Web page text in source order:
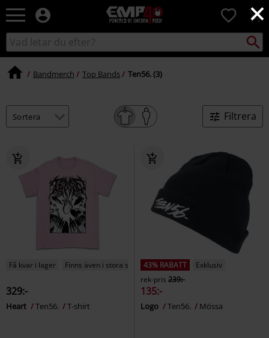
×
EMP
-
Musik,
TV
&
Alternativt
Mode
0
Sök
i
Sök
Bandmerch Top Bands Ten56. (3)
Filtrera
Få kvar i lager Finns även i stora storlekar
329:-
Heart Ten56. T-shirt
43% RABATT
Exklusiv
rek-pris 239:-
135:-
Logo Ten56. Mössa